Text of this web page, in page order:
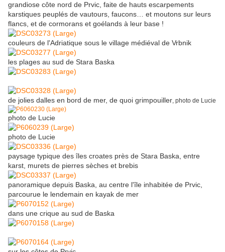
grandiose côte nord de Prvic, faite de hauts escarpements
karstiques peuplés de vautours, faucons… et moutons sur leurs
flancs, et de cormorans et goélands à leur base !
couleurs de l'Adriatique sous le village médiéval de Vrbnik
les plages au sud de Stara Baska
de jolies dalles en bord de mer, de quoi grimpouiller, photo de Lucie
photo de Lucie
photo de Lucie
paysage typique des îles croates près de Stara Baska, entre
karst, murets de pierres sèches et brebis
panoramique depuis Baska, au centre l'île inhabitée de Prvic,
parcourue le lendemain en kayak de mer
dans une crique au sud de Baska